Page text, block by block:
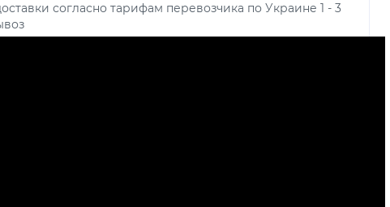
согласно тарифам перевозчика по Украине 1 - 3